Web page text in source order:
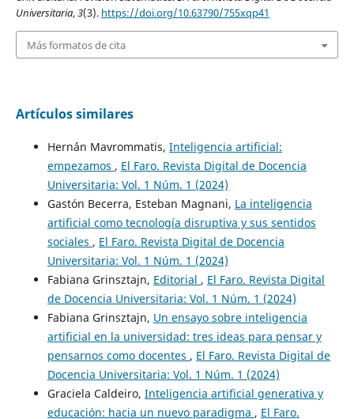
Universitaria,3(3). https://doi.org/10.63790/755xqp41
Más formatos de cita
Artículos similares
Hern´án Mavrommatis, Inteligencia artificial:
empezamos , El Faro. Revista Digital de Docencia
Universitaria: Vol. 1 Núm. 1 (2024)
Gastón Becerra, Esteban Magnani, La inteligencia
artificial como tecnología disruptiva y sus sentidos
sociales , El Faro. Revista Digital de Docencia
Universitaria: Vol. 1 Núm. 1 (2024)
Fabiana Grinsztajn, Editorial , El Faro. Revista Digital
de Docencia Universitaria: Vol. 1 Núm. 1 (2024)
Fabiana Grinsztajn, Un ensayo sobre inteligencia
artificial en la universidad: tres ideas para pensar y
pensarnos como docentes , El Faro. Revista Digital de
Docencia Universitaria: Vol. 1 Núm. 1 (2024)
Graciela Caldeiro, Inteligencia artificial generativa y
educación: hacia un nuevo paradigma , El Faro.